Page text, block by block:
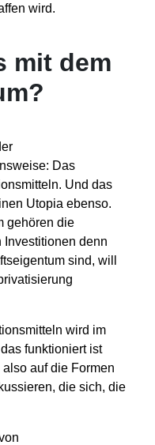
wird.
mit dem
Das
Und das
Utopia ebenso.
gehören die
Investitionen denn
sind, will
wird im
funktioniert ist
auf die Formen
die sich, die